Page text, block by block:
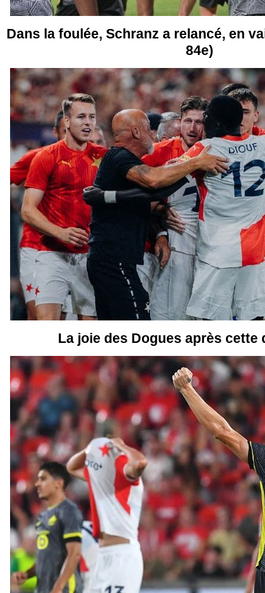
Dans la foulée, Schranz a relancé, en
84e)
La joie des Dogues après cette